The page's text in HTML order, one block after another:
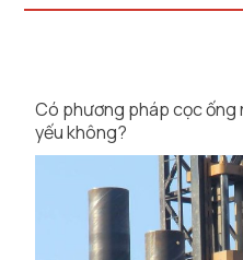
Có phương pháp cọc ống
yếu không?